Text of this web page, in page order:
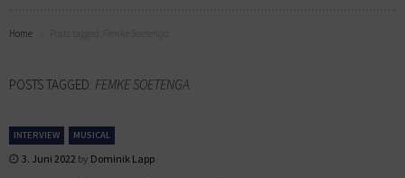
Home
POSTS TAGGED: FEMKE SOETENGA
INTERVIEW MUSICAL
3. Juni 2022 by Dominik Lapp